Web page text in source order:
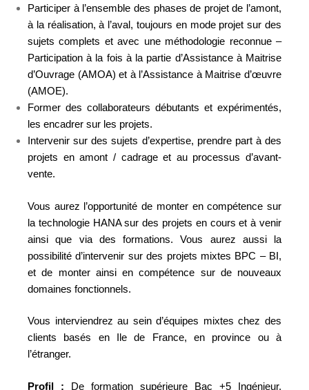
Participer à l’ensemble des phases de projet de l’amont,
à la réalisation, à l’aval, toujours en mode projet sur des
sujets complets et avec une méthodologie reconnue –
Participation à la fois à la partie d’Assistance à Maitrise
d’Ouvrage (AMOA) et à l’Assistance à Maitrise d’œuvre
(AMOE).
Former des collaborateurs débutants et expérimentés,
les encadrer sur les projets.
Intervenir sur des sujets d’expertise, prendre part à des
projets en amont / cadrage et au processus d’avant-
vente.
Vous aurez l’opportunité de monter en compétence sur
la technologie HANA sur des projets en cours et à venir
ainsi que via des formations. Vous aurez aussi la
possibilité d’intervenir sur des projets mixtes BPC – BI,
et de monter ainsi en compétence sur de nouveaux
domaines fonctionnels.
Vous interviendrez au sein d’équipes mixtes chez des
clients basés en Ile de France, en province ou à
l’étranger.
Profil : De formation supérieure Bac +5 Ingénieur,